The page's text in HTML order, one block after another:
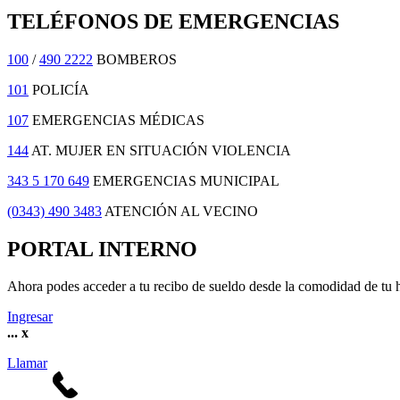
TELÉFONOS DE EMERGENCIAS
100 /490 2222 BOMBEROS
101 POLICÍA
107 EMERGENCIAS MÉDICAS
144 AT. MUJER EN SITUACIÓN VIOLENCIA
343 5 170 649 EMERGENCIAS MUNICIPAL
(0343) 490 3483 ATENCIÓN AL VECINO
PORTAL INTERNO
Ahora podes acceder a tu recibo de sueldo desde la comodidad de tu
Ingresar
... x
Llamar